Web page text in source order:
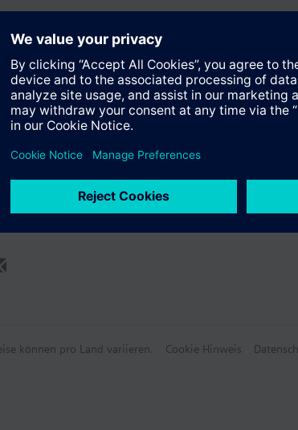
QAE1612.010
Tauchtemperaturfühler
Tauchtemperaturfühler
können pro Land variieren. Cookie Hinweis